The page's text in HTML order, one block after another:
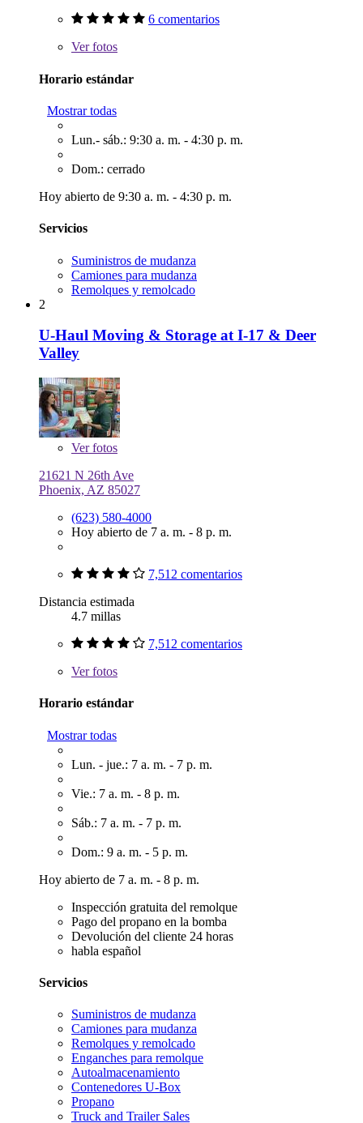
6 comentarios
Verfotos
Horario estándar
Mostrar todas
Lun.- sáb.: 9:30 a. m. - 4:30 p. m.
Dom.: cerrado
Hoy abierto de 9:30 a. m. - 4:30 p. m.
Servicios
Suministros de mudanza
Camiones para mudanza
Remolques y remolcado
2
U-Haul Moving & Storage at I-17 & Deer
Valley
Verfotos
21621 N 26th Ave
Phoenix, AZ 85027
(623) 580-4000
Hoy abierto de 7 a. m. - 8 p. m.
7,512 comentarios
Distancia estimada
4.7 millas
7,512 comentarios
Verfotos
Horario estándar
Mostrar todas
Lun. - jue.: 7 a. m. - 7 p. m.
Vie.: 7 a. m. - 8 p. m.
Sáb.: 7 a. m. - 7 p. m.
Dom.: 9 a. m. - 5 p. m.
Hoy abierto de 7 a. m. - 8 p. m.
Inspección gratuita del remolque
Pago del propano en la bomba
Devolución del cliente 24 horas
habla español
Servicios
Suministros de mudanza
Camiones para mudanza
Remolques y remolcado
Enganches para remolque
Autoalmacenamiento
Contenedores U-Box
Propano
Truck and Trailer Sales